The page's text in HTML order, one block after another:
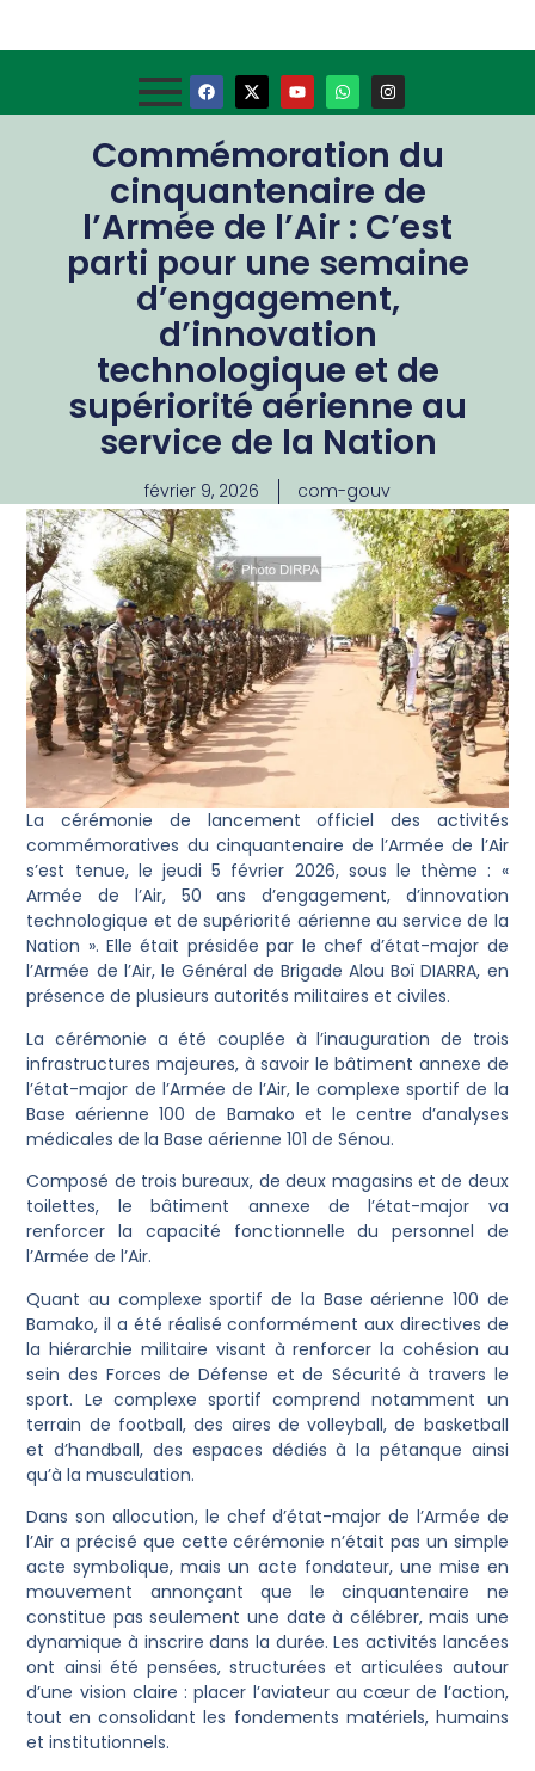
Commémoration du
cinquantenaire de
l’Armée de l’Air : C’est
parti pour une semaine
d’engagement,
d’innovation
technologique et de
supériorité aérienne au
service de la Nation
février 9, 2026 com-gouv
La cérémonie de lancement officiel des activités
commémoratives du cinquantenaire de l’Armée de l’Air
s’est tenue, le jeudi 5 février 2026, sous le thème : «
Armée de l’Air, 50 ans d’engagement, d’innovation
technologique et de supériorité aérienne au service de la
Nation ». Elle était présidée par le chef d’état-major de
l’Armée de l’Air, le Général de Brigade Alou Boï DIARRA, en
présence de plusieurs autorités militaires et civiles.
La cérémonie a été couplée à l’inauguration de trois
infrastructures majeures, à savoir le bâtiment annexe de
l’état-major de l’Armée de l’Air, le complexe sportif de la
Base aérienne 100 de Bamako et le centre d’analyses
médicales de la Base aérienne 101 de Sénou.
Composé de trois bureaux, de deux magasins et de deux
toilettes, le bâtiment annexe de l’état-major va
renforcer la capacité fonctionnelle du personnel de
l’Armée de l’Air.
Quant au complexe sportif de la Base aérienne 100 de
Bamako, il a été réalisé conformément aux directives de
la hiérarchie militaire visant à renforcer la cohésion au
sein des Forces de Défense et de Sécurité à travers le
sport. Le complexe sportif comprend notamment un
terrain de football, des aires de volleyball, de basketball
et d’handball, des espaces dédiés à la pétanque ainsi
qu’à la musculation.
Dans son allocution, le chef d’état-major de l’Armée de
l’Air a précisé que cette cérémonie n’était pas un simple
acte symbolique, mais un acte fondateur, une mise en
mouvement annonçant que le cinquantenaire ne
constitue pas seulement une date à célébrer, mais une
dynamique à inscrire dans la durée. Les activités lancées
ont ainsi été pensées, structurées et articulées autour
d’une vision claire : placer l’aviateur au cœur de l’action,
tout en consolidant les fondements matériels, humains
et institutionnels.